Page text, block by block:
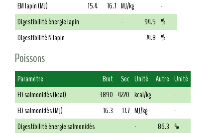
EM lapin (MJ)
15.4 16.7 MJ/kg
-
Digestibilité énergie lapin
- 94.5 %
Digestibilité N lapin
- 74.8 %
Poissons
Paramètre Brut Sec Unité Autre Unité
ED salmonidés (kcal)
3890 4220 kcal/kg
-
ED salmonidés (MJ)
16.3 17.7 MJ/kg
-
Digestibilité énergie salmonidés
- 86.3 %